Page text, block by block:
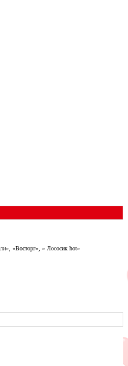
«Восторг», » Лососик hot»